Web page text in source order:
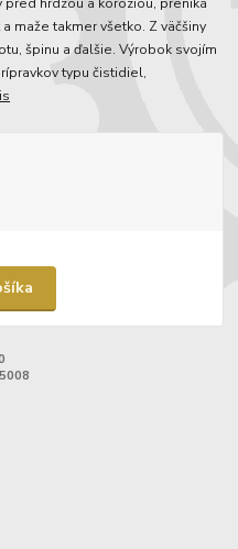
hrdzou a koróziou, preniká
maže takmer všetko. Z väčšiny
špinu a ďalšie. Výrobok svojím
typu čistidiel,